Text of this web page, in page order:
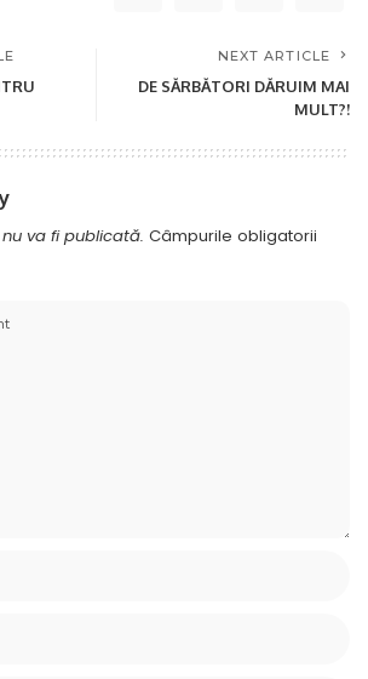
NEXT ARTICLE
DE SĂRBĂTORI DĂRUIM MAI
MULT?!
va fi publicată. Câmpurile obligatorii